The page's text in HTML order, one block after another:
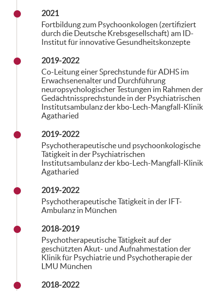
2021
Fortbildung zum Psychoonkologen (zertifiziert
durch die Deutsche Krebsgesellschaft) am ID-
Institut für innovative Gesundheitskonzepte
2019-2022
Co-Leitung einer Sprechstunde für ADHS im
Erwachsenenalter und Durchführung
neuropsychologischer Testungen im Rahmen der
Gedächtnissprechstunde in der Psychiatrischen
Institutsambulanz der kbo-Lech-Mangfall-Klinik
Agatharied
2019-2022
Psychotherapeutische und psychoonkologische
Tätigkeit in der Psychiatrischen
Institutsambulanz der kbo-Lech-Mangfall-Klinik
Agatharied
2019-2022
Psychotherapeutische Tätigkeit in der IFT-
Ambulanz in München
2018-2019
Psychotherapeutische Tätigkeit auf der
geschützten Akut- und Aufnahmestation der
Klinik für Psychiatrie und Psychotherapie der
LMU München
2018-2022